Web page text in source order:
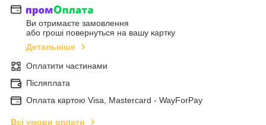
Ви отримаєте замовлення
або гроші повернуться на вашу картку
Детальніше
Оплатити частинами
Післяплата
Оплата картою Visa, Mastercard - WayForPay
Всі умови оплати